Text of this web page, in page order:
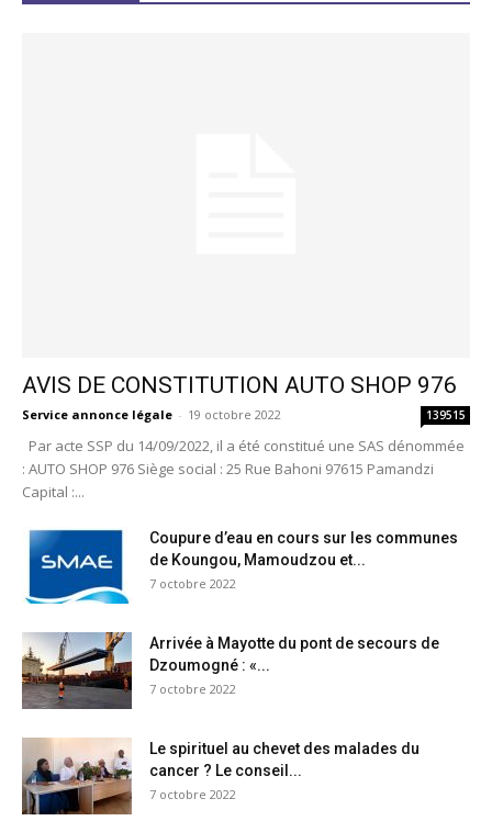
AVIS DE CONSTITUTION AUTO SHOP 976
Service annonce légale - 19 octobre 2022 139515
Par acte SSP du 14/09/2022, il a été constitué une SAS dénommée
: AUTO SHOP 976 Siège social : 25 Rue Bahoni 97615 Pamandzi
Capital :...
Coupure d’eau en cours sur les communes
de Koungou, Mamoudzou et...
7 octobre 2022
Arrivée à Mayotte du pont de secours de
Dzoumogné : «...
7 octobre 2022
Le spirituel au chevet des malades du
cancer ? Le conseil...
7 octobre 2022